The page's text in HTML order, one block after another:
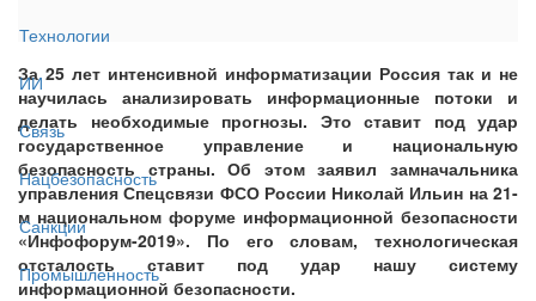
Технологии
ИИ
Связь
Нацбезопасность
Санкции
Промышленность
За 25 лет интенсивной информатизации Россия так и не
научилась анализировать информационные потоки и
делать необходимые прогнозы. Это ставит под удар
государственное управление и национальную
безопасность страны. Об этом заявил замначальника
управления Спецсвязи ФСО России Николай Ильин на 21-
м национальном форуме информационной безопасности
«Инфофорум-2019». По его словам, технологическая
отсталость ставит под удар нашу систему
информационной безопасности.